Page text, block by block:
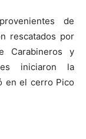
de
rescatados por
Carabineros y
iniciaron la
en el cerro Pico